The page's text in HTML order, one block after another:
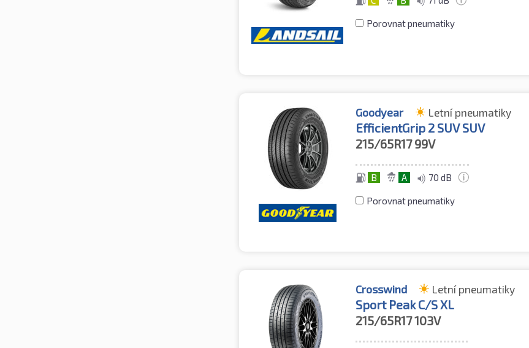
Porovnat pneumatiky
Goodyear Letní pneumatiky
EfficientGrip 2 SUV SUV
215/65R1799V
B A 70 dB
Porovnat pneumatiky
Crosswind Letní pneumatiky
Sport Peak C/S XL
215/65R17103V